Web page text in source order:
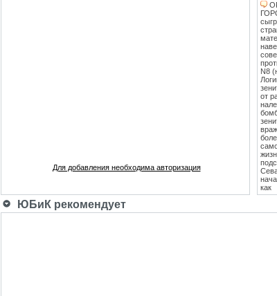
Для добавления необходима авторизация
N8
от
как
ЮБиК рекомендует